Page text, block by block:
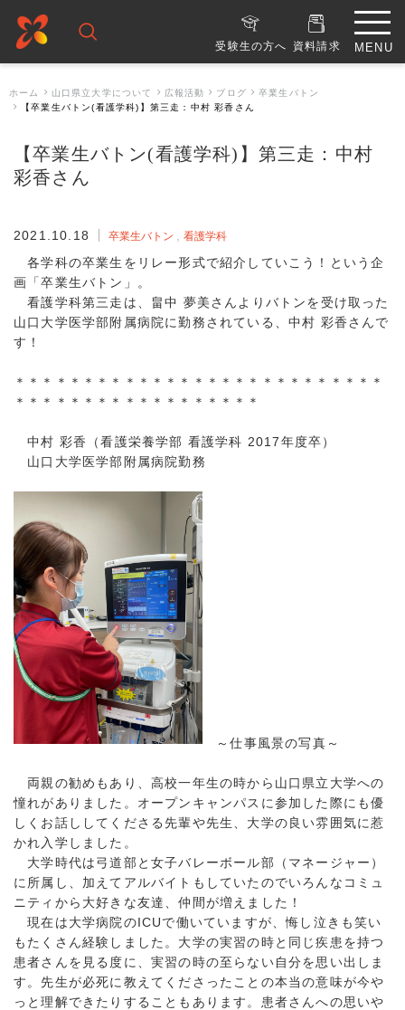
受験生の方へ 資料請求
ホーム 山口県立大学について 広報活動 ブログ
卒業生バトン
【卒業生バトン(看護学科)】第三走：中村 彩香さん
【卒業生バトン(看護学科)】第三走：中村
彩香さん
2021.10.18 卒業生バトン 看護学科
各学科の卒業生をリレー形式で紹介していこう！という企
画「卒業生バトン」。
看護学科第三走は、畠中 夢美さんよりバトンを受け取った
山口大学医学部附属病院に勤務されている、中村 彩香さんで
す！
＊＊＊＊＊＊＊＊＊＊＊＊＊＊＊＊＊＊＊＊＊＊＊＊＊＊＊
＊＊＊＊＊＊＊＊＊＊＊＊＊＊＊＊＊＊
中村 彩香（看護栄養学部 看護学科 2017年度卒）
山口大学医学部附属病院勤務
～仕事風景の写真～
両親の勧めもあり、高校一年生の時から山口県立大学への
憧れがありました。オープンキャンパスに参加した際にも優
しくお話ししてくださる先輩や先生、大学の良い雰囲気に惹
かれ入学しました。
大学時代は弓道部と女子バレーボール部（マネージャー）
に所属し、加えてアルバイトもしていたのでいろんなコミュ
ニティから大好きな友達、仲間が増えました！
現在は大学病院のICUで働いていますが、悔し泣きも笑い
もたくさん経験しました。大学の実習の時と同じ疾患を持つ
患者さんを見る度に、実習の時の至らない自分を思い出しま
す。先生が必死に教えてくださったことの本当の意味が今や
っと理解できたりすることもあります。患者さんへの思いや